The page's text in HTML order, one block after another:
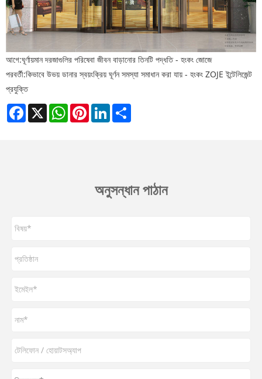
আগে:ঘূর্ণায়মান দরজাগুলির পরিষেবা জীবন বাড়ানোর তিনটি পদ্ধতি - হংকং জোজে
পরবর্তী:কিভাবে উভয় ডানার স্বয়ংক্রিয় ঘূর্ণন সমস্যা সমাধান করা যায় - হংকং ZOJE ইন্টেলিজেন্ট
প্রযুক্তি
Facebook
X WhatsAppPinterestLinkedIn
অনুসন্ধান পাঠান